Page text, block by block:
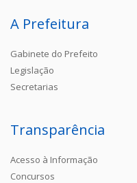
A Prefeitura
Gabinete do Prefeito
Legislação
Secretarias
Transparência
Acesso à Informação
Concursos